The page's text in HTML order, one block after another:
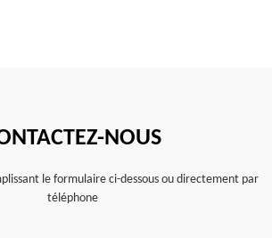
NOUS
le formulaire ci-dessous ou directement par
téléphone